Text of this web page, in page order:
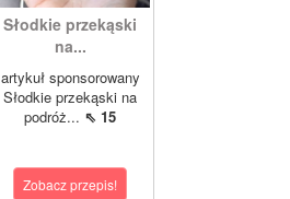
Słodkie przekąski
na...
artykuł sponsorowany
Słodkie przekąski na
podróż... ⇖ 15
Zobacz przepis!